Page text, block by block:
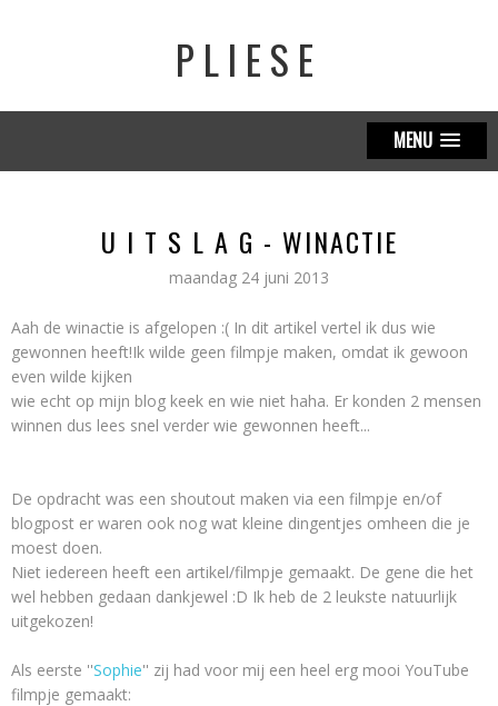
PLIESE
MENU
U I T S L A G - WINACTIE
maandag 24 juni 2013
Aah de winactie is afgelopen :( In dit artikel vertel ik dus wie
gewonnen heeft!Ik wilde geen filmpje maken, omdat ik gewoon
even wilde kijken
wie echt op mijn blog keek en wie niet haha. Er konden 2 mensen
winnen dus lees snel verder wie gewonnen heeft...
De opdracht was een shoutout maken via een filmpje en/of
blogpost er waren ook nog wat kleine dingentjes omheen die je
moest doen.
Niet iedereen heeft een artikel/filmpje gemaakt. De gene die het
wel hebben gedaan dankjewel :D Ik heb de 2 leukste natuurlijk
uitgekozen!
Als eerste ''Sophie'' zij had voor mij een heel erg mooi YouTube
filmpje gemaakt: